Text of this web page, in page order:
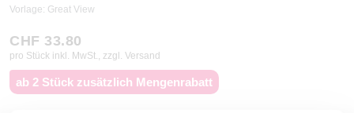
Vorlage: Great View
CHF 33.80
pro Stück inkl. MwSt., zzgl. Versand
ab 2 Stück zusätzlich Mengenrabatt